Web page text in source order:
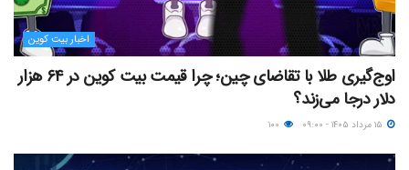
اخبار بیت کوین
اوج‌گیری طلا با تقاضای چین؛ چرا قیمت بیت کوین در ۶۴ هزار
دلار درجا می‌زند؟